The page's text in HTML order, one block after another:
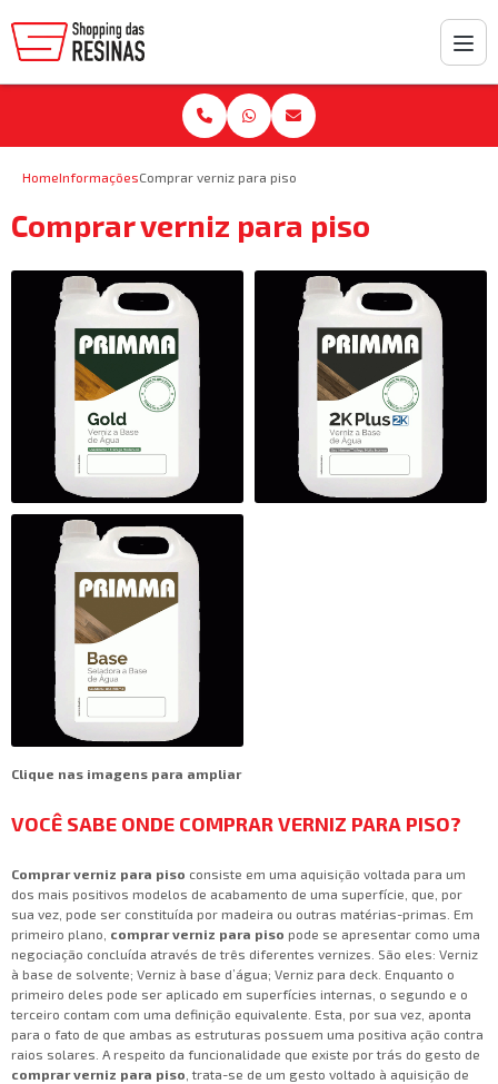
HomeInformaçõesComprar verniz para piso
Comprar verniz para piso
Clique nas imagens para ampliar
VOCÊ SABE ONDE COMPRAR VERNIZ PARA PISO?
Comprar verniz para piso consiste em uma aquisição voltada para um
dos mais positivos modelos de acabamento de uma superfície, que, por
sua vez, pode ser constituída por madeira ou outras matérias-primas. Em
primeiro plano, comprar verniz para piso pode se apresentar como uma
negociação concluída através de três diferentes vernizes. São eles: Verniz
à base de solvente; Verniz à base d’água; Verniz para deck. Enquanto o
primeiro deles pode ser aplicado em superfícies internas, o segundo e o
terceiro contam com uma definição equivalente. Esta, por sua vez, aponta
para o fato de que ambas as estruturas possuem uma positiva ação contra
raios solares. A respeito da funcionalidade que existe por trás do gesto de
comprar verniz para piso , trata-se de um gesto voltado à aquisição de